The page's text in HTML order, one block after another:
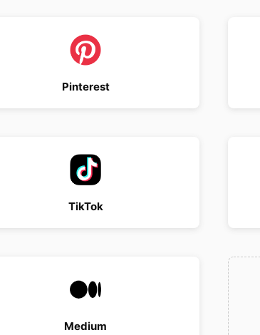
Pinterest
TikTok
Medium